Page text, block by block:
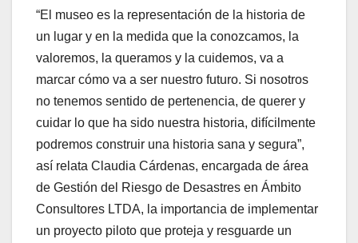
“El museo es la representación de la historia de
un lugar y en la medida que la conozcamos, la
valoremos, la queramos y la cuidemos, va a
marcar cómo va a ser nuestro futuro. Si nosotros
no tenemos sentido de pertenencia, de querer y
cuidar lo que ha sido nuestra historia, difícilmente
podremos construir una historia sana y segura”,
así relata Claudia Cárdenas, encargada de área
de Gestión del Riesgo de Desastres en Ámbito
Consultores LTDA, la importancia de implementar
un proyecto piloto que proteja y resguarde un